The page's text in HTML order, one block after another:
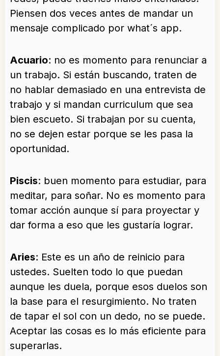
Piensen dos veces antes de mandar un
mensaje complicado por what´s app.
Acuario: no es momento para renunciar a
un trabajo. Si están buscando, traten de
no hablar demasiado en una entrevista de
trabajo y si mandan curriculum que sea
bien escueto. Si trabajan por su cuenta,
no se dejen estar porque se les pasa la
oportunidad.
Piscis: buen momento para estudiar, para
meditar, para soñar. No es momento para
tomar acción aunque sí para proyectar y
dar forma a eso que les gustaría lograr.
Aries: Este es un año de reinicio para
ustedes. Suelten todo lo que puedan
aunque les duela, porque esos duelos son
la base para el resurgimiento. No traten
de tapar el sol con un dedo, no se puede.
Aceptar las cosas es lo más eficiente para
superarlas.